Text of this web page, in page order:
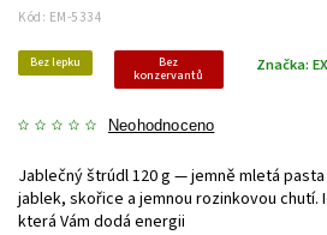
Kód: EM-5334
Bez lepku Bez
konzervantů
Neohodnoceno
Značka:
Jablečný štrúdl 120 g — jemně mletá
jablek, skořice a jemnou rozinkovou chutí.
která Vám dodá energii